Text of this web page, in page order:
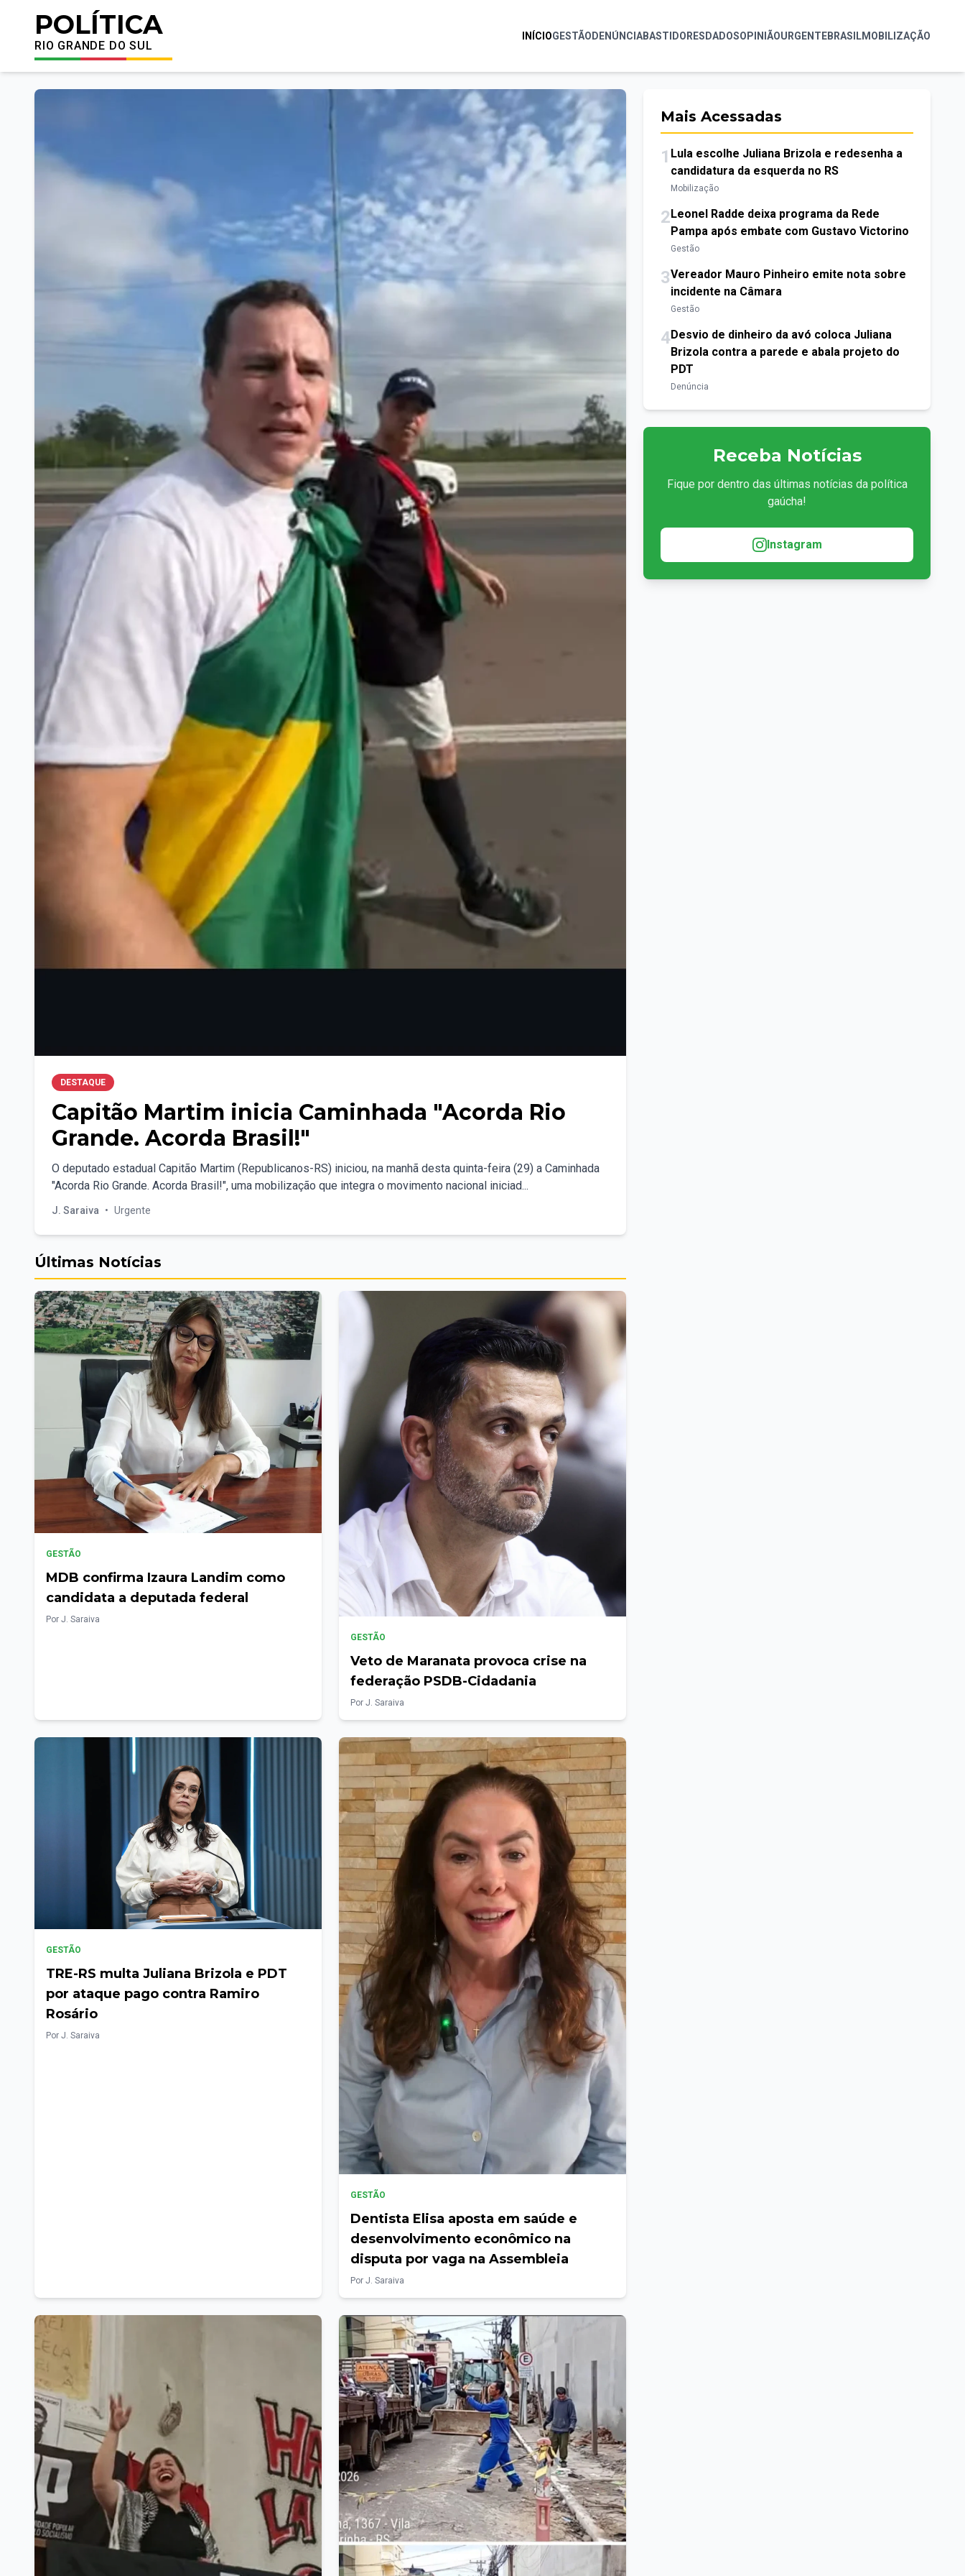
POLÍTICA
RIO GRANDE DO SUL
INÍCIOGESTÃO DENÚNCIABASTIDORES DADOSOPINIÃOURGENTEBRASILMOBILIZAÇÃO
DESTAQUE
Capitão Martim inicia Caminhada "Acorda Rio
Grande. Acorda Brasil!"
O deputado estadual Capitão Martim (Republicanos-RS) iniciou, na manhã desta quinta-feira (29) a Caminhada
"Acorda Rio Grande. Acorda Brasil!", uma mobilização que integra o movimento nacional iniciad...
J. Saraiva • Urgente
Últimas Notícias
GESTÃO
MDB confirma Izaura Landim como
candidata a deputada federal
Por J. Saraiva
GESTÃO
Veto de Maranata provoca crise na
federação PSDB-Cidadania
Por J. Saraiva
GESTÃO
TRE-RS multa Juliana Brizola e PDT
por ataque pago contra Ramiro
Rosário
Por J. Saraiva
GESTÃO
Dentista Elisa aposta em saúde e
desenvolvimento econômico na
disputa por vaga na Assembleia
Por J. Saraiva
Mais Acessadas
1 Lula escolhe Juliana Brizola e redesenha a
candidatura da esquerda no RS
Mobilização
2Leonel Radde deixa programa da Rede
Pampa após embate com Gustavo Victorino
Gestão
3Vereador Mauro Pinheiro emite nota sobre
incidente na Câmara
Gestão
4Desvio de dinheiro da avó coloca Juliana
Brizola contra a parede e abala projeto do
PDT
Denúncia
Receba Notícias
Fique por dentro das últimas notícias da política
gaúcha!
Instagram